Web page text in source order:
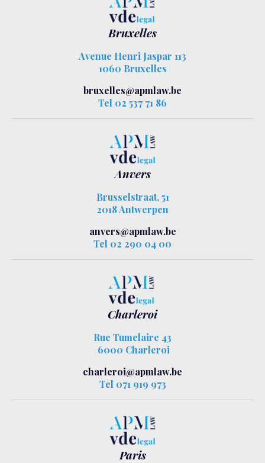
Bruxelles
Avenue Henri Jaspar 113
1060 Bruxelles
bruxelles@apmlaw.be
Tel 02 537 71 86
Anvers
Brusselstraat, 51
2018 Antwerpen
anvers@apmlaw.be
Tel 02 290 04 00
Charleroi
Rue Tumelaire 43
6000 Charleroi
charleroi@apmlaw.be
Tel 071 919 973
Paris